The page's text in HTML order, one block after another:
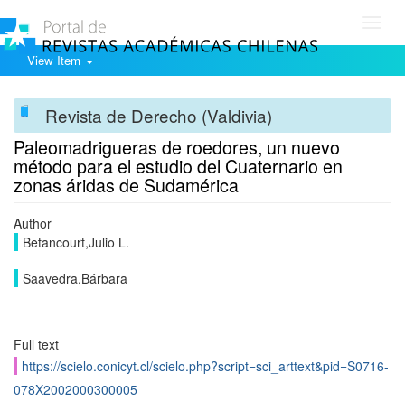
View Item
Revista de Derecho (Valdivia)
Paleomadrigueras de roedores, un nuevo
método para el estudio del Cuaternario en
zonas áridas de Sudamérica
Author
Betancourt,Julio L.
Saavedra,Bárbara
Full text
https://scielo.conicyt.cl/scielo.php?script=sci_arttext&pid=S0716-
078X2002000300005